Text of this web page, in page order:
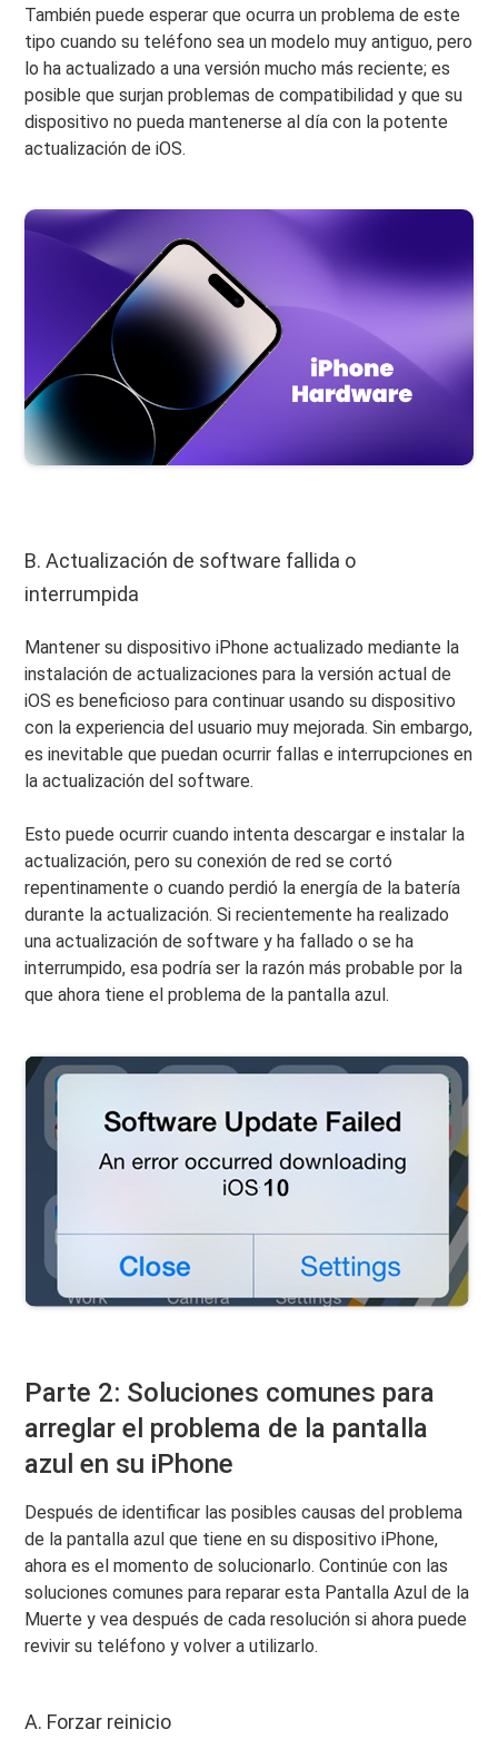
También puede esperar que ocurra un problema de este
tipo cuando su teléfono sea un modelo muy antiguo, pero
lo ha actualizado a una versión mucho más reciente; es
posible que surjan problemas de compatibilidad y que su
dispositivo no pueda mantenerse al día con la potente
actualización de iOS.
B. Actualización de software fallida o
interrumpida
Mantener su dispositivo iPhone actualizado mediante la
instalación de actualizaciones para la versión actual de
iOS es beneficioso para continuar usando su dispositivo
con la experiencia del usuario muy mejorada. Sin embargo,
es inevitable que puedan ocurrir fallas e interrupciones en
la actualización del software.
Esto puede ocurrir cuando intenta descargar e instalar la
actualización, pero su conexión de red se cortó
repentinamente o cuando perdió la energía de la batería
durante la actualización. Si recientemente ha realizado
una actualización de software y ha fallado o se ha
interrumpido, esa podría ser la razón más probable por la
que ahora tiene el problema de la pantalla azul.
Parte 2: Soluciones comunes para
arreglar el problema de la pantalla
azul en su iPhone
Después de identificar las posibles causas del problema
de la pantalla azul que tiene en su dispositivo iPhone,
ahora es el momento de solucionarlo. Continúe con las
soluciones comunes para reparar esta Pantalla Azul de la
Muerte y vea después de cada resolución si ahora puede
revivir su teléfono y volver a utilizarlo.
A. Forzar reinicio